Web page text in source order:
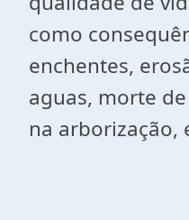
como
enchentes,
aguas, morte
na arborização,